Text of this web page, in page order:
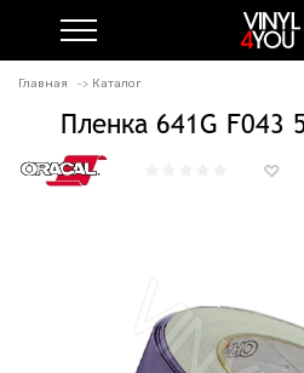
Главная Каталог
Пленка 641G F043